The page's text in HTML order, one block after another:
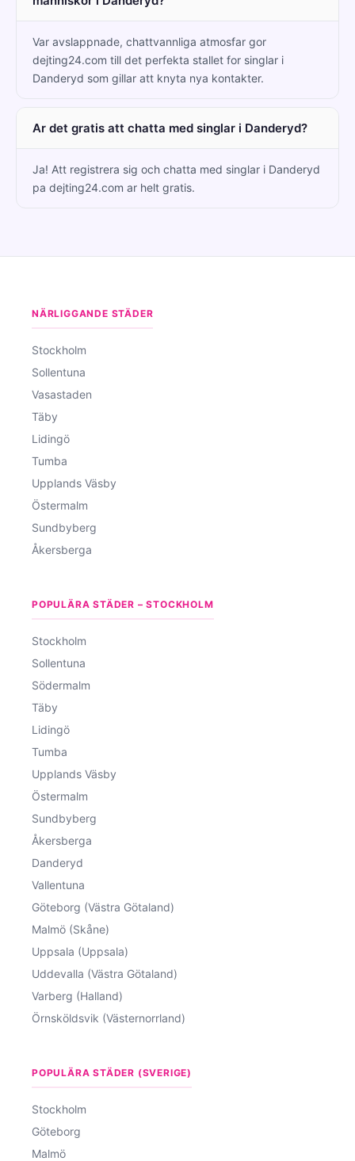
Var avslappnade, chattvannliga atmosfar gor
dejting24.com till det perfekta stallet for singlar i
Danderyd som gillar att knyta nya kontakter.
Ar det gratis att chatta med singlar i Danderyd?
Ja! Att registrera sig och chatta med singlar i Danderyd
pa dejting24.com ar helt gratis.
NÄRLIGGANDE STÄDER
Stockholm
Sollentuna
Vasastaden
Täby
Lidingö
Tumba
Upplands Väsby
Östermalm
Sundbyberg
Åkersberga
POPULÄRA STÄDER – STOCKHOLM
Stockholm
Sollentuna
Södermalm
Täby
Lidingö
Tumba
Upplands Väsby
Östermalm
Sundbyberg
Åkersberga
Danderyd
Vallentuna
Göteborg (Västra Götaland)
Malmö (Skåne)
Uppsala (Uppsala)
Uddevalla (Västra Götaland)
Varberg (Halland)
Örnsköldsvik (Västernorrland)
POPULÄRA STÄDER (SVERIGE)
Stockholm
Göteborg
Malmö